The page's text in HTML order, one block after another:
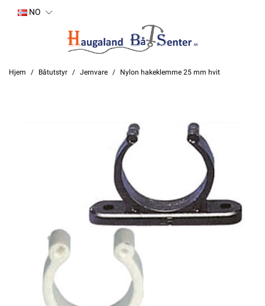
NO
Hjem Båtutstyr Jernvare Nylon hakeklemme 25 mm hvit